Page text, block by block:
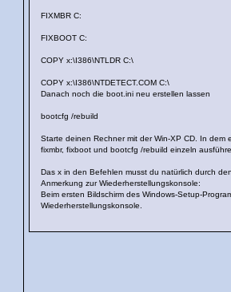
FIXMBR C:
FIXBOOT C:
COPY x:\I386\NTLDR C:\
COPY x:\I386\NTDETECT.COM C:\
Danach noch die boot.ini neu erstellen lassen
bootcfg /rebuild
Starte deinen Rechner mit der Win-XP CD. In
fixmbr, fixboot und bootcfg /rebuild einzeln
Das x in den Befehlen musst du natürlich durch
Anmerkung zur Wiederherstellungskonsole:
Beim ersten Bildschirm des Windows-Setup-
Wiederherstellungskonsole.